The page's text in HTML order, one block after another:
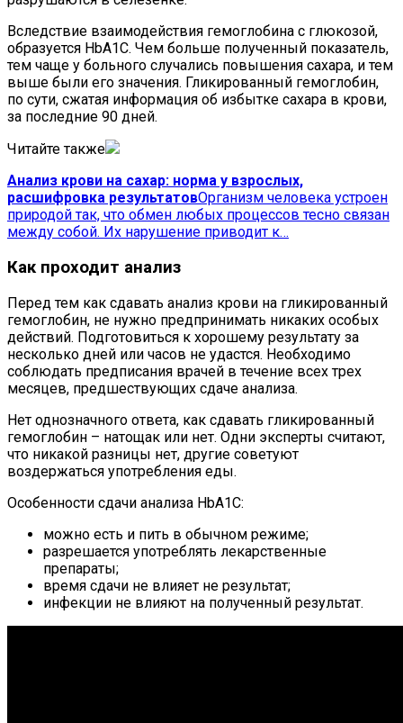
Вследствие взаимодействия гемоглобина с глюкозой,
образуется HbA1C. Чем больше полученный показатель,
тем чаще у больного случались повышения сахара, и тем
выше были его значения. Гликированный гемоглобин,
по сути, сжатая информация об избытке сахара в крови,
за последние 90 дней.
Читайте также
Анализ крови на сахар: норма у взрослых,
расшифровка результатовОрганизм человека устроен
природой так, что обмен любых процессов тесно связан
между собой. Их нарушение приводит к…
Как проходит анализ
Перед тем как сдавать анализ крови на гликированный
гемоглобин, не нужно предпринимать никаких особых
действий. Подготовиться к хорошему результату за
несколько дней или часов не удастся. Необходимо
соблюдать предписания врачей в течение всех трех
месяцев, предшествующих сдаче анализа.
Нет однозначного ответа, как сдавать гликированный
гемоглобин – натощак или нет. Одни эксперты считают,
что никакой разницы нет, другие советуют
воздержаться употребления еды.
Особенности сдачи анализа HbA1C:
можно есть и пить в обычном режиме;
разрешается употреблять лекарственные
препараты;
время сдачи не влияет не результат;
инфекции не влияют на полученный результат.